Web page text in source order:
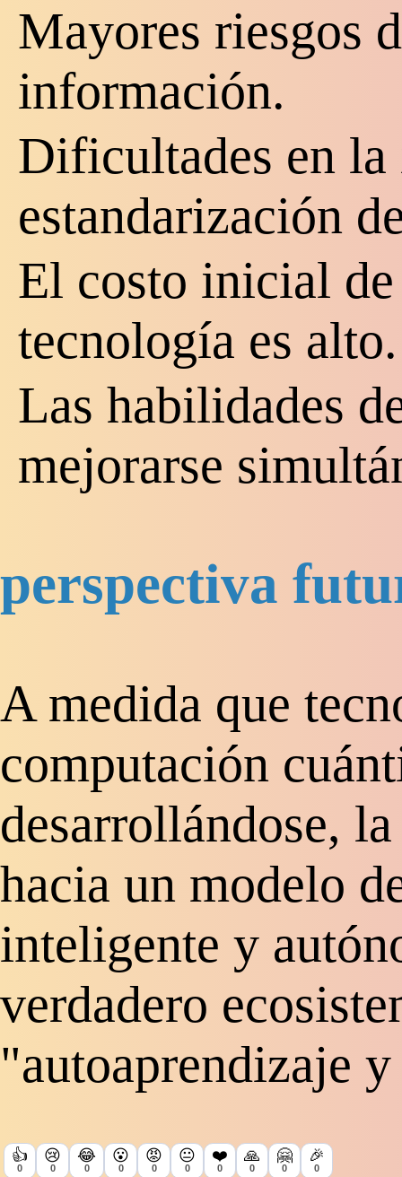
Mayores riesgos
información.
Dificultades en
estandarización
El costo inicial
tecnología es alto.
Las habilidades
mejorarse
perspectiva
A medida que
computación
desarrollándose,
hacia un modelo
inteligente y
verdadero
"autoaprendizaje
👍
0
😢
0
😂
0
😮
0
😡
0
😐
0
❤️
0
🙏
0
🤗
0
🎉
0